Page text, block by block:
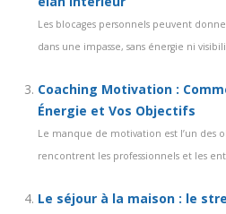
Les blocages personnels peuvent
dans une impasse, sans énergie ni
Coaching Motivation :
Énergie et Vos Objectifs
Le manque de motivation est l’un des
rencontrent les professionnels et les
Le séjour à la maison : le